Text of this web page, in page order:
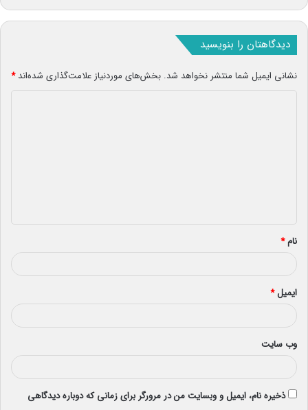
دیدگاهتان را بنویسید
نشانی ایمیل شما منتشر نخواهد شد. بخش‌های موردنیاز علامت‌گذاری شده‌اند*
*
نام*
ایمیل*
وب‌ سایت
ذخیره نام، ایمیل و وبسایت من در مرورگر برای زمانی که دوباره دیدگاهی